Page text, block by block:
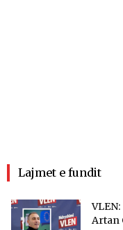
Lajmet e fundit
Artan